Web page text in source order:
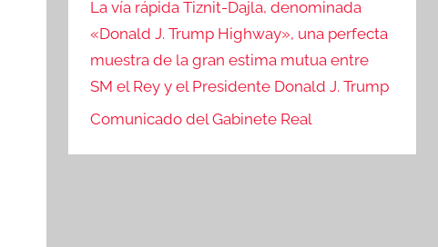
La vía rápida Tiznit-Dajla, denominada
«Donald J. Trump Highway», una perfecta
muestra de la gran estima mutua entre
SM el Rey y el Presidente Donald J. Trump
Comunicado del Gabinete Real